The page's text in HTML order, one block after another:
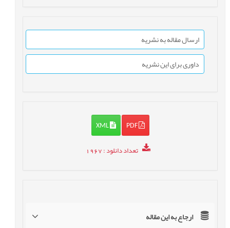
ارسال مقاله به نشریه
داوری برای این نشریه
PDF
XML
تعداد دانلود: 1967
ارجاع به این مقاله